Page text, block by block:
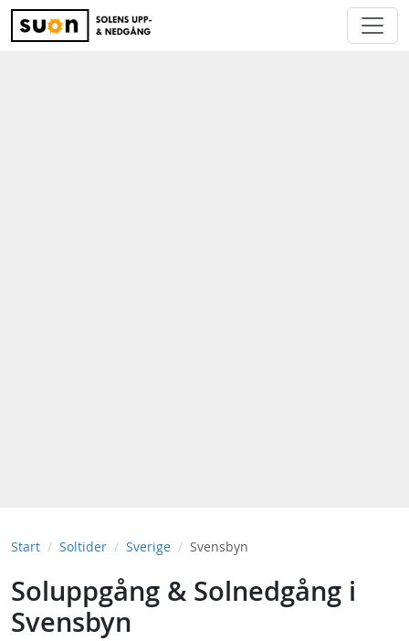
Start Soltider Sverige Svensbyn
Soluppgång & Solnedgång i
Svensbyn